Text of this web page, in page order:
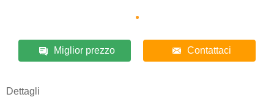
Miglior prezzo Contattaci
Dettagli